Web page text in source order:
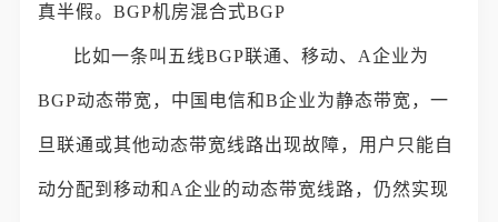
真半假。BGP机房混合式BGP
比如一条叫五线BGP联通、移动、A企业为
BGP动态带宽，中国电信和B企业为静态带宽，一
旦联通或其他动态带宽线路出现故障，用户只能自
动分配到移动和A企业的动态带宽线路，仍然实现